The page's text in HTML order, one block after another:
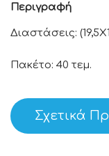
Περιγραφή
Διαστάσεις:
Πακέτο: 40 τεμ.
Σχετικά